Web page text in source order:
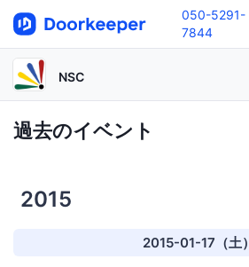
050-5291-
7844
NSC
過去のイベント
2015
2015-01-17（土）